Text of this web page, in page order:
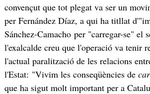
convençut que tot plegat va ser un
per Fernández Díaz, a qui ha titllat
Sánchez-Camacho per "carregar-se" el
l'exalcalde creu que l'operació va tenir
l'actual paralització de les relacions
l'Estat: "Vivim les conseqüències de
que ha sigut molt important per a